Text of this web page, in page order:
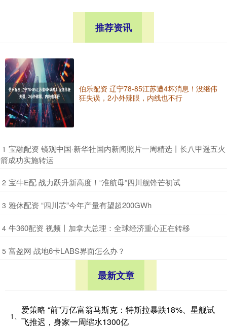
推荐资讯
伯乐配资 辽宁78-85江苏遭4坏消息！没继伟
狂失误，2小外辣眼，内线也不行
1 ​宝融配资 镜观中国·新华社国内新闻照片一周精选丨长八甲遥五火
箭成功实施转运
2 ​宝牛E配 战力跃升新高度！“准航母”四川舰锋芒初试
3 ​雅休配资 “四川芯”今年产量有望超200GWh
4 ​牛360配资 视频丨加拿大总理：全球经济重心正在转移
5 ​富盈网 战地6卡LABS界面怎么办？
最新文章
1、
爱策略 “前”万亿富翁马斯克：特斯拉暴跌18%、星舰试
飞推迟，身家一周缩水1300亿